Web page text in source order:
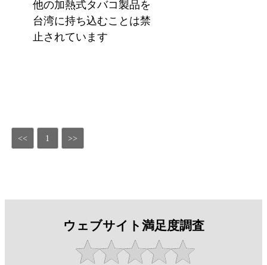
他の加熱式タバコ製品を
台湾に持ち込むことは禁
止されています
<< 1 >>
ウェブサイト満足度調査